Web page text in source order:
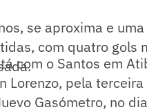
se aproxima e
com quatro
com o Santos em
Lorenzo, pela
Gasómetro, no